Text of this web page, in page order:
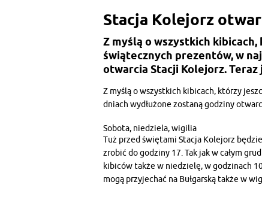
Stacja Kolejorz
Z myślą o wszystkich
świątecznych prezentów, w
otwarcia Stacji Kolejorz. Teraz
Z myślą o wszystkich kibicach, którzy
dniach wydłużone zostaną godziny
Sobota, niedziela, wigilia
Tuż przed świętami Stacja Kolejorz
zrobić do godziny 17. Tak jak w całym
kibiców także w niedzielę, w godzinach
mogą przyjechać na Bułgarską także w